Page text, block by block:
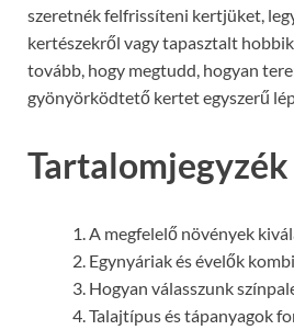
szeretnék felfrissíteni kertjüket,
kertészekről vagy tapasztalt
tovább, hogy megtudd, hogyan
gyönyörködtető kertet egyszerű
Tartalomjegyzék
A megfelelő növények
Egynyáriak és évelők
Hogyan válasszunk
Talajtípus és tápanyagok